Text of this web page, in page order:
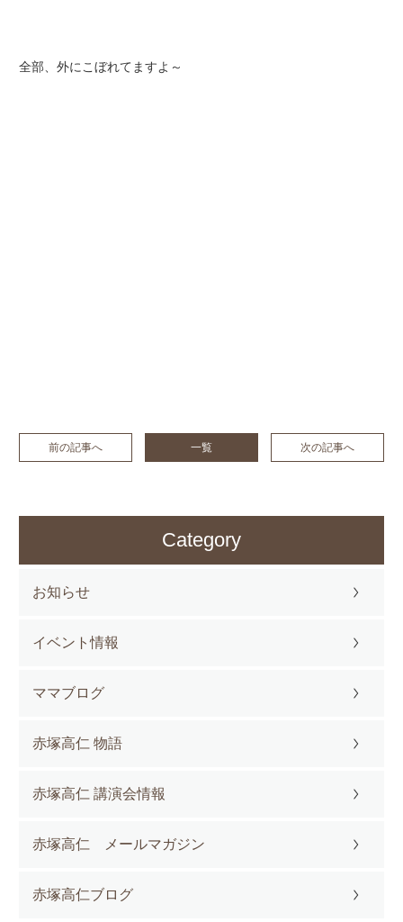
全部、外にこぼれてますよ～
前の記事へ 一覧 次の記事へ
Category
お知らせ
イベント情報
ママブログ
赤塚高仁 物語
赤塚高仁 講演会情報
赤塚高仁 メールマガジン
赤塚高仁ブログ